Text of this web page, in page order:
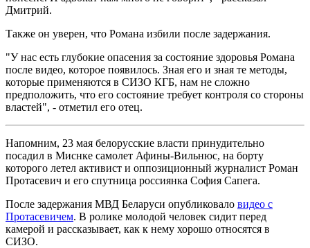
Дмитрий.
Также он уверен, что Романа избили после задержания.
"У нас есть глубокие опасения за состояние здоровья Романа
после видео, которое появилось. Зная его и зная те методы,
которые применяются в СИЗО КГБ, нам не сложно
предположить, что его состояние требует контроля со стороны
властей", - отметил его отец.
Напомним, 23 мая белорусские власти принудительно
посадил в Миснке самолет Афины-Вильнюс, на борту
которого летел активист и оппозиционный журналист Роман
Протасевич и его спутница россиянка София Сапега.
После задержания МВД Беларуси опубликовало видео с
Протасевичем. В ролике молодой человек сидит перед
камерой и рассказывает, как к нему хорошо относятся в
СИЗО.